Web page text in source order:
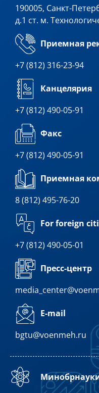
190005, Санкт-
д.1 ст. м.
Приемная
+7 (812) 316-23-94
Канцелярия
+7 (812) 490-05-91
Факс
+7 (812) 490-05-91
Приемная
8 (812) 495-76-20
For foreign
+7 (812) 490-05-01
Пресс-центр
E-mail
bgtu@voenmeh.ru